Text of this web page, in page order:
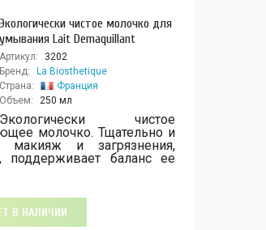
Экологически чистое молочко для
умывания Lait Demaquillant
Артикул:
3202
Бренд:
La Biosthetique
Страна:
Франция
Объем:
250 мл
Экологически чистое
молочко. Тщательно и
макияж и загрязнения,
поддерживает баланс ее
В НАЛИЧИИ